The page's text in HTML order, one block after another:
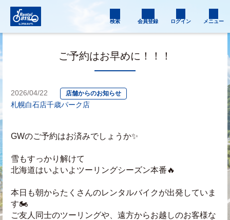
検索 会員登録 ログイン メニュー
ご予約はお早めに！！！
2026/04/22 店舗からのお知らせ
札幌白石店千歳パーク店
GWのご予約はお済みでしょうか✨
雪もすっかり解けて
北海道はいよいよツーリングシーズン本番🔥
本日も朝からたくさんのレンタルバイクが出発していま
す🏍️
ご友人同士のツーリングや、遠方からお越しのお客様な